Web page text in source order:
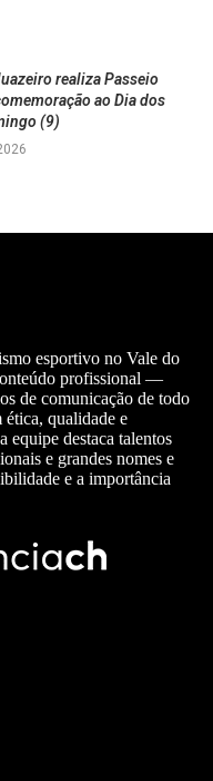
realiza Passeio
ao Dia dos
(9)
esportivo no Vale do
profissional —
de comunicação de todo
qualidade e
equipe destaca talentos
e grandes nomes e
e a importância